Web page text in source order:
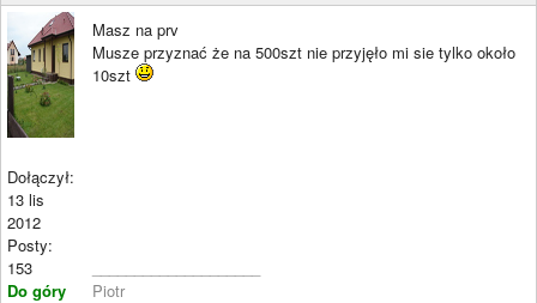
Dołączył:
13 lis
2012
Posty:
153
Do góry
Masz na prv
Musze przyznać że na 500szt nie przyjęło mi sie tylko około
10szt
Piotr